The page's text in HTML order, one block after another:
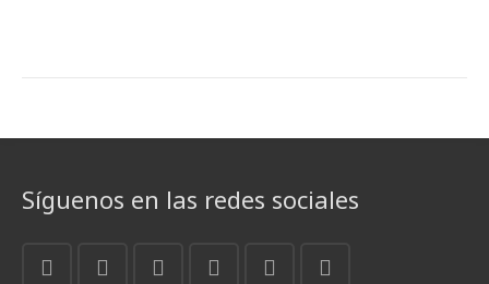
Síguenos en las redes sociales